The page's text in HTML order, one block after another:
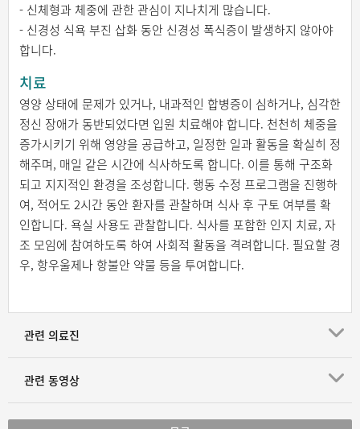
- 신체형과 체중에 관한 관심이 지나치게 많습니다.
- 신경성 식욕 부진 삽화 동안 신경성 폭식증이 발생하지 않아야
합니다.
치료
영양 상태에 문제가 있거나, 내과적인 합병증이 심하거나, 심각한
정신 장애가 동반되었다면 입원 치료해야 합니다. 천천히 체중을
증가시키기 위해 영양을 공급하고, 일정한 일과 활동을 확실히 정
해주며, 매일 같은 시간에 식사하도록 합니다. 이를 통해 구조화
되고 지지적인 환경을 조성합니다. 행동 수정 프로그램을 진행하
여, 적어도 2시간 동안 환자를 관찰하며 식사 후 구토 여부를 확
인합니다. 욕실 사용도 관찰합니다. 식사를 포함한 인지 치료, 자
조 모임에 참여하도록 하여 사회적 활동을 격려합니다. 필요할 경
우, 항우울제나 항불안 약물 등을 투여합니다.
관련 의료진
관련 동영상